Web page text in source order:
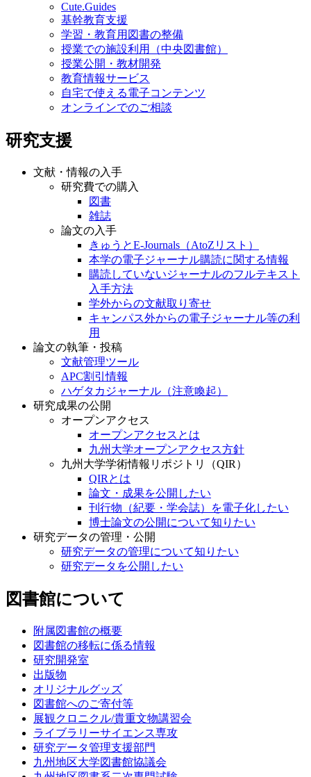
Cute.Guides
基幹教育支援
学習・教育用図書の整備
授業での施設利用（中央図書館）
授業公開・教材開発
教育情報サービス
自宅で使える電子コンテンツ
オンラインでのご相談
研究支援
文献・情報の入手
研究費での購入
図書
雑誌
論文の入手
きゅうとE-Journals（AtoZリスト）
本学の電子ジャーナル購読に関する情報
購読していないジャーナルのフルテキスト
入手方法
学外からの文献取り寄せ
キャンパス外からの電子ジャーナル等の利
用
論文の執筆・投稿
文献管理ツール
APC割引情報
ハゲタカジャーナル（注意喚起）
研究成果の公開
オープンアクセス
オープンアクセスとは
九州大学オープンアクセス方針
九州大学学術情報リポジトリ（QIR）
QIRとは
論文・成果を公開したい
刊行物（紀要・学会誌）を電子化したい
博士論文の公開について知りたい
研究データの管理・公開
研究データの管理について知りたい
研究データを公開したい
図書館について
附属図書館の概要
図書館の移転に係る情報
研究開発室
出版物
オリジナルグッズ
図書館へのご寄付等
展観クロニクル/貴重文物講習会
ライブラリーサイエンス専攻
研究データ管理支援部門
九州地区大学図書館協議会